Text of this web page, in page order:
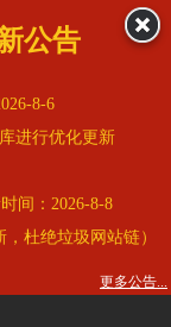
外链只是一个简便而集成
弊，那您可以使用超级外
坛发布外链，到友情链接
链，它是动态的链接，
，最终使搜索引擎收录带
链，
查看展示页面
公告
8-6
进行优化更新
间：2026-8-8
，杜绝垃圾网站链）
更多公告...